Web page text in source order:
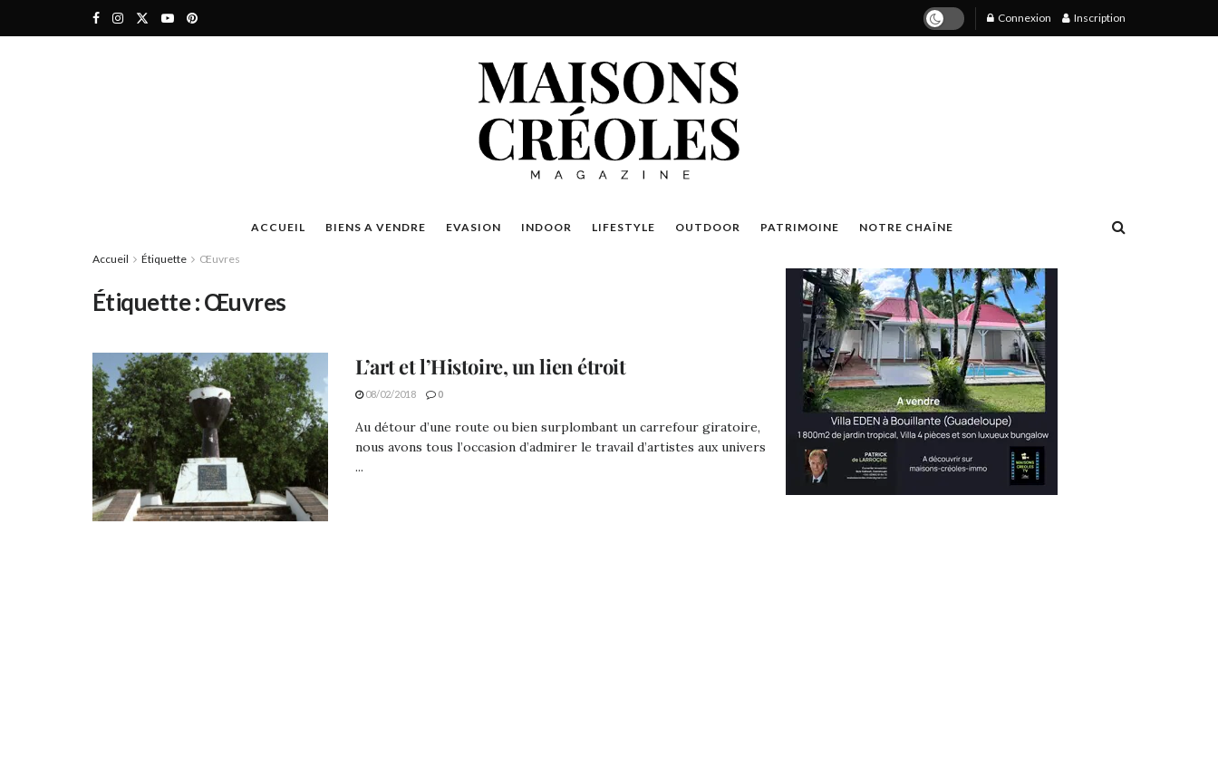
Connexion Inscription
ACCUEIL BIENS A VENDRE EVASION INDOOR LIFESTYLE OUTDOOR PATRIMOINE NOTRE CHAÎNE
Accueil Étiquette Œuvres
Étiquette :Œuvres
L’art et l’Histoire, un lien étroit
08/02/2018 0
Au détour d’une route ou bien surplombant un carrefour giratoire,
nous avons tous l’occasion d’admirer le travail d’artistes aux univers
...